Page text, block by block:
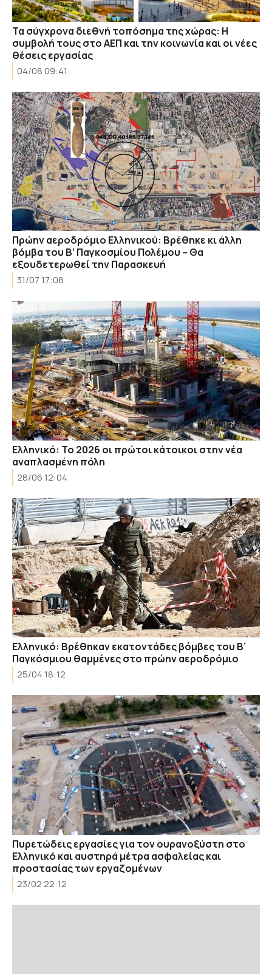
Τα σύγχρονα διεθνή τοπόσημα της χώρας: Η
συμβολή τους στο ΑΕΠ και την κοινωνία και οι νέες
θέσεις εργασίας
04/08 09:41
Πρώην αεροδρόμιο Ελληνικού: Βρέθηκε κι άλλη
βόμβα του Β’ Παγκοσμίου Πολέμου – Θα
εξουδετερωθεί την Παρασκευή
31/07 17:08
Ελληνικό: Το 2026 οι πρώτοι κάτοικοι στην νέα
αναπλασμένη πόλη
28/06 12:04
Ελληνικό: Βρέθηκαν εκατοντάδες βόμβες του Β’
Παγκόσμιου θαμμένες στο πρώην αεροδρόμιο
25/04 18:12
Πυρετώδεις εργασίες για τον ουρανοξύστη στο
Ελληνικό και αυστηρά μέτρα ασφαλείας και
προστασίας των εργαζομένων
23/02 22:12